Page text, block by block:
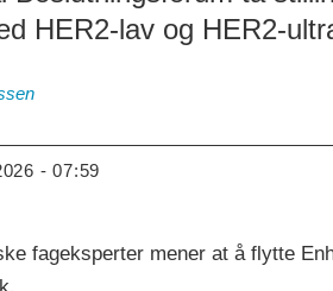
HER2-lav og HER2-
- 07:59
fageksperter mener at å flytte